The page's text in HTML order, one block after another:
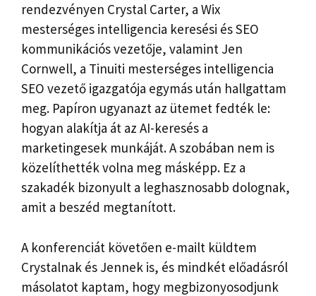
rendezvényen Crystal Carter, a Wix
mesterséges intelligencia keresési és SEO
kommunikációs vezetője, valamint Jen
Cornwell, a Tinuiti mesterséges intelligencia
SEO vezető igazgatója egymás után hallgattam
meg. Papíron ugyanazt az ütemet fedték le:
hogyan alakítja át az AI-keresés a
marketingesek munkáját. A szobában nem is
közelíthették volna meg másképp. Ez a
szakadék bizonyult a leghasznosabb dolognak,
amit a beszéd megtanított.
A konferenciát követően e-mailt küldtem
Crystalnak és Jennek is, és mindkét előadásról
másolatot kaptam, hogy megbizonyosodjunk